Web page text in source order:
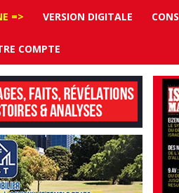
=> VERSION DIGITALE
COMPTE